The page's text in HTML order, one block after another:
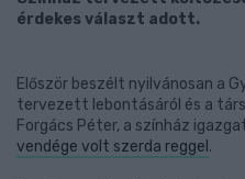
érdekes választ adott.
Először beszélt nyilvánosan a
tervezett lebontásáról és a
Forgács Péter, a színház
vendége volt szerda reggel .